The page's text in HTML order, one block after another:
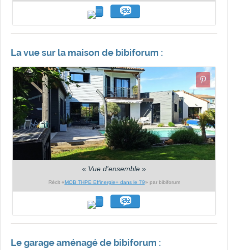
La vue sur la maison de bibiforum :
« Vue d'ensemble »
Récit «MOB THPE Effinergie+ dans le 79» par bibiforum
Le garage aménagé de bibiforum :